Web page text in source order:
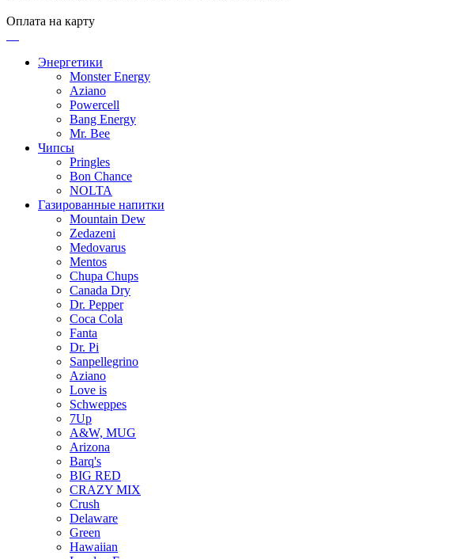
Оплата на карту
Энергетики
Monster Energy
Aziano
Powercell
Bang Energy
Mr. Bee
Чипсы
Pringles
Bon Chance
NOLTA
Газированные напитки
Mountain Dew
Zedazeni
Medovarus
Mentos
Chupa Chups
Canada Dry
Dr. Pepper
Coca Cola
Fanta
Dr. Pi
Sanpellegrino
Aziano
Love is
Schweppes
7Up
A&W, MUG
Arizona
Barq's
BIG RED
CRAZY MIX
Crush
Delaware
Green
Hawaiian